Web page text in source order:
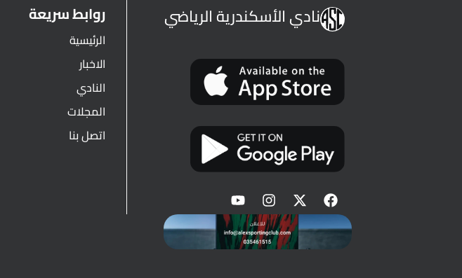
نادي الأسكندرية الرياضي روابط سريعة
الرئيسية
الاخبار
النادي
المجلات
اتصل بنا